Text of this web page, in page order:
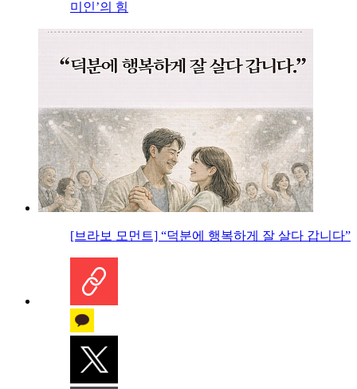
미인’의 힘
[브라보 모먼트] “덕분에 행복하게 잘 살다 갑니다”